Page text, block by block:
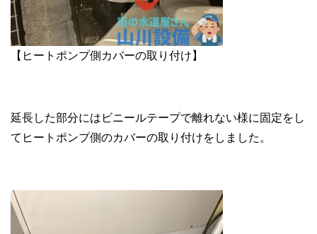
【ヒートポンプ側カバーの取り付け】
延長した部分にはビニールテープで離れない様に固定をし
てヒートポンプ側のカバーの取り付けをしました。